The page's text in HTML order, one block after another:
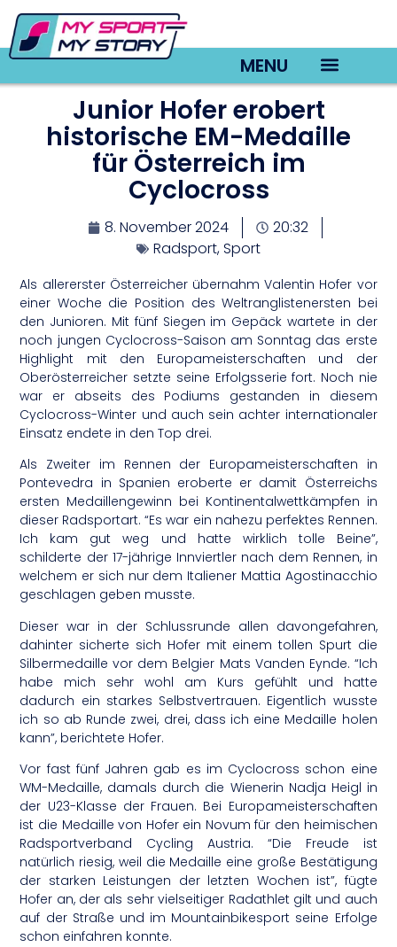
MENU
Junior Hofer erobert
historische EM-Medaille
für Österreich im
Cyclocross
8. November 2024
20:32
Radsport,Sport
Als allererster Österreicher übernahm Valentin Hofer vor
einer Woche die Position des Weltranglistenersten bei
den Junioren. Mit fünf Siegen im Gepäck wartete in der
noch jungen Cyclocross-Saison am Sonntag das erste
Highlight mit den Europameisterschaften und der
Oberösterreicher setzte seine Erfolgsserie fort. Noch nie
war er abseits des Podiums gestanden in diesem
Cyclocross-Winter und auch sein achter internationaler
Einsatz endete in den Top drei.
Als Zweiter im Rennen der Europameisterschaften in
Pontevedra in Spanien eroberte er damit Österreichs
ersten Medaillengewinn bei Kontinentalwettkämpfen in
dieser Radsportart. “Es war ein nahezu perfektes Rennen.
Ich kam gut weg und hatte wirklich tolle Beine”,
schilderte der 17-jährige Innviertler nach dem Rennen, in
welchem er sich nur dem Italiener Mattia Agostinacchio
geschlagen geben musste.
Dieser war in der Schlussrunde allen davongefahren,
dahinter sicherte sich Hofer mit einem tollen Spurt die
Silbermedaille vor dem Belgier Mats Vanden Eynde. “Ich
habe mich sehr wohl am Kurs gefühlt und hatte
dadurch ein starkes Selbstvertrauen. Eigentlich wusste
ich so ab Runde zwei, drei, dass ich eine Medaille holen
kann”, berichtete Hofer.
Vor fast fünf Jahren gab es im Cyclocross schon eine
WM-Medaille, damals durch die Wienerin Nadja Heigl in
der U23-Klasse der Frauen. Bei Europameisterschaften
ist die Medaille von Hofer ein Novum für den heimischen
Radsportverband Cycling Austria. “Die Freude ist
natürlich riesig, weil die Medaille eine große Bestätigung
der starken Leistungen der letzten Wochen ist”, fügte
Hofer an, der als sehr vielseitiger Radathlet gilt und auch
auf der Straße und im Mountainbikesport seine Erfolge
schon einfahren konnte.